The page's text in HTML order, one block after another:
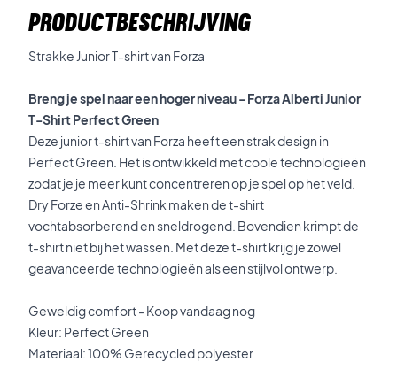
PRODUCTBESCHRIJVING
Strakke Junior T-shirt van Forza
Breng je spel naar een hoger niveau - Forza Alberti Junior
T-Shirt Perfect Green
Deze junior t-shirt van Forza heeft een strak design in
Perfect Green. Het is ontwikkeld met coole technologieën
zodat je je meer kunt concentreren op je spel op het veld.
Dry Forze en Anti-Shrink maken de t-shirt
vochtabsorberend en sneldrogend. Bovendien krimpt de
t-shirt niet bij het wassen. Met deze t-shirt krijg je zowel
geavanceerde technologieën als een stijlvol ontwerp.
Geweldig comfort - Koop vandaag nog
Kleur: Perfect Green
Materiaal: 100% Gerecycled polyester